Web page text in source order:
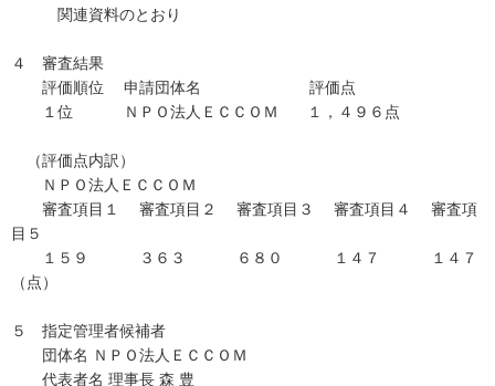
関連資料のとおり
４ 審査結果
評価順位 申請団体名 評価点
１位 ＮＰＯ法人ＥＣＣＯＭ １，４９６点
（評価点内訳）
ＮＰＯ法人ＥＣＣＯＭ
審査項目１ 審査項目２ 審査項目３ 審査項目４ 審査項
目５
１５９ ３６３ ６８０ １４７ １４７
（点）
５ 指定管理者候補者
団体名 ＮＰＯ法人ＥＣＣＯＭ
代表者名 理事長 森 豊